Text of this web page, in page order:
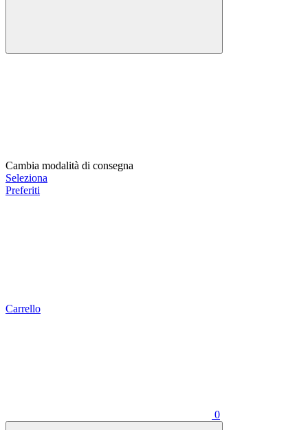
Cambia modalità di consegna
Seleziona
Preferiti
Carrello
0